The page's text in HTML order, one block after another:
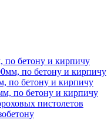
по бетону и кирпичу
по бетону и кирпичу
по бетону и кирпичу
по бетону и кирпичу
пистолетов